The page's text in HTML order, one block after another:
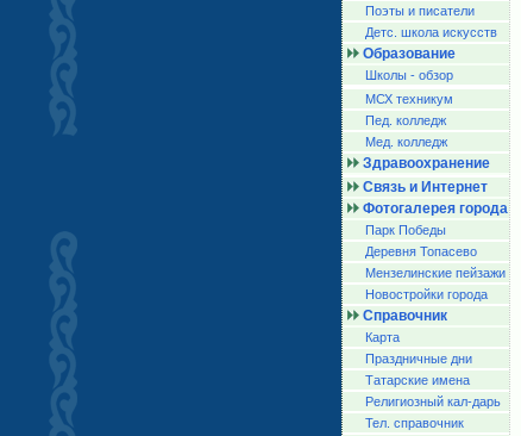
Поэты и писатели
Детс. школа искусств
Образование
Школы - обзор
МСХ техникум
Пед. колледж
Мед. колледж
Здравоохранение
Связь и Интернет
Фотогалерея города
Парк Победы
Деревня Топасево
Мензелинские пейзажи
Новостройки города
Справочник
Карта
Праздничные дни
Татарские имена
Религиозный кал-дарь
Тел. справочник